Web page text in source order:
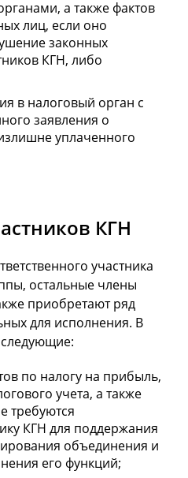
а также фактов
лиц, если оно
законных
КГН, либо
в налоговый орган с
заявления о
уплаченного
КГН
участника
остальные члены
приобретают ряд
для исполнения. В
по налогу на прибыль,
учета, а также
требуются
КГН для поддержания
объединения и
его функций;